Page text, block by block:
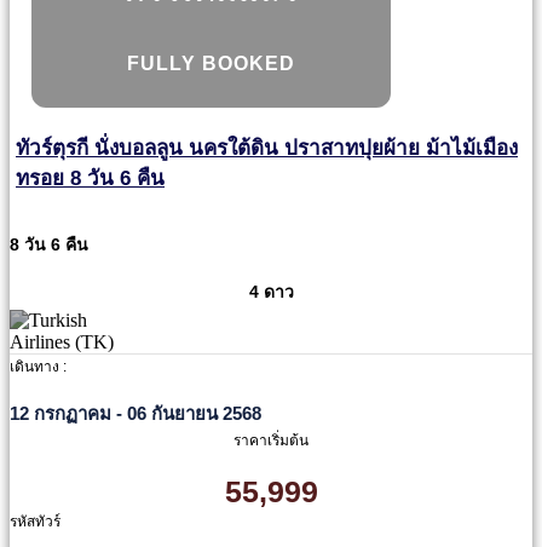
FULLY BOOKED
ทัวร์ตุรกี นั่งบอลลูน นครใต้ดิน ปราสาทปุยผ้าย ม้าไม้เมือง
ทรอย 8 วัน 6 คืน
8 วัน 6 คืน
4 ดาว
เดินทาง :
12 กรกฏาคม - 06 กันยายน 2568
ราคาเริ่มต้น
55,999
รหัสทัวร์